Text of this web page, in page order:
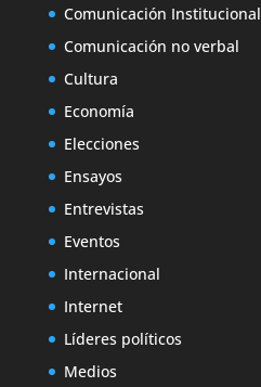
Comunicación Institucional
Comunicación no verbal
Cultura
Economía
Elecciones
Ensayos
Entrevistas
Eventos
Internacional
Internet
Líderes políticos
Medios